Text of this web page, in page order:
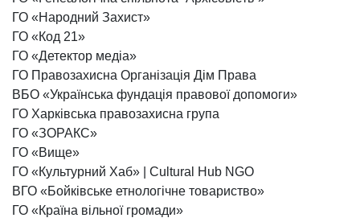
ГО «Народний Захист»
ГО «Код 21»
ГО «Детектор медіа»
ГО Правозахисна Організація Дім Права
ВБО «Українська фундація правової допомоги»
ГО Харківська правозахисна група
ГО «ЗОРАКС»
ГО «Вище»
ГО «Культурний Хаб» | Cultural Hub NGO
ВГО «Бойківське етнологічне товариство»
ГО «Країна вільної громади»